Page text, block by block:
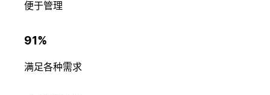
便于管理
91%
满足各种需求